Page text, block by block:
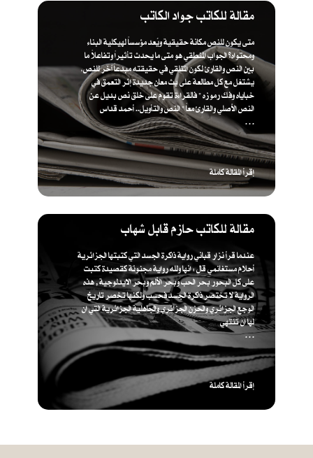
مقالة للكاتب جواد الكاتب
متى يكون للنص مكانة حقيقية ويُعد مؤسساً لهيكلية البناء
ومحتواه؟ الجواب المنطقي هو متى ما يحدث تأثيراً وتفاعلاً ما
بين النص والقارئ لكون المتلقي في حقيقته مبدعاً آخر للنص،
يشتغل مع كل مطالعة على بث معان جديدة إثر التعمق في
خباياه وفك رموزه " فالقراءة تقوم على خلق نص بديل عن
النص الأصلي والقارئ معاً " ​النص والتأويل.. أحمد قداس
. . .
إقرأ المقالة كاملة
مقالة للكاتب حازم قابل شهاب
عندما قرأ نزار قباني رواية ذاكرة الجسد التي كتبتها الجزائرية
أحلام مستغانمي قال : انها ولله رواية مجنونة كقصيدة كتبت
على كل البحور بحر الحب وبحر الألم وبحر الايدلوجية , هذه
الرواية لا تختصر ذاكرة الجسد فحسب ولكنها تخصر تاريخ
الوجع الجزائري والحزن الجزائري والجاهلية الجزائرية التي ان
لها ان تنتهي
. . .
إقرأ المقالة كاملة